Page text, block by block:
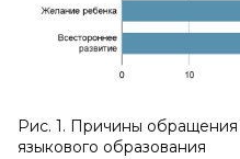
Рис. 1. Причины обращения
языкового образования